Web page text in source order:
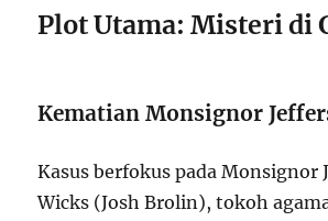
Plot Utama: Misteri di
Kematian Monsignor
Kasus berfokus pada Monsignor
Wicks (Josh Brolin), tokoh